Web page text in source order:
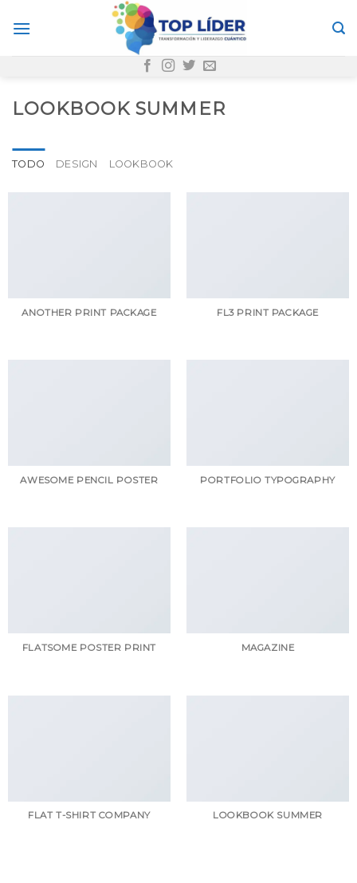
LOOKBOOK SUMMER
TODO DESIGN LOOKBOOK
ANOTHER PRINT PACKAGE FL3 PRINT PACKAGE
AWESOME PENCIL POSTER PORTFOLIO TYPOGRAPHY
FLATSOME POSTER PRINT MAGAZINE
FLAT T-SHIRT COMPANY LOOKBOOK SUMMER